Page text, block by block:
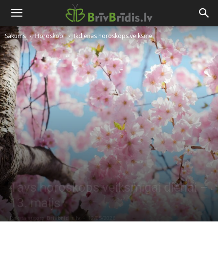
Sākums Horoskopi Ikdienas horoskops veiksmei
Tavs horoskops veiksmīgai dienai –
13. maijs
Raksta autors Brivbridis.lv 12/05/2026